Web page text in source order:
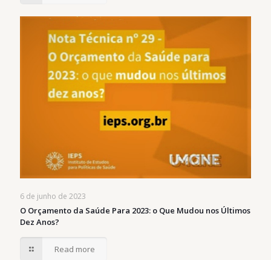
6 de junho de 2023
O Orçamento da Saúde Para 2023: o Que Mudou nos Últimos
Dez Anos?
Read more